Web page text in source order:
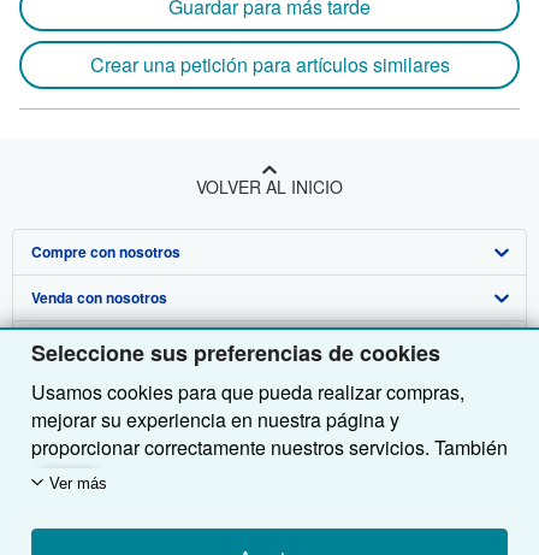
Seleccione sus preferencias de cookies
Usamos cookies para que pueda realizar compras,
mejorar su experiencia en nuestra página y
proporcionar correctamente nuestros servicios. También
utilizamos cookies para comprender el modo en que los
midiendo las visitas al sitio) y así poder realizar
Ver más
Guardar para más tarde
Crear una petición para artículos similares
VOLVER AL INICIO
Compre con nosotros
Búsqueda avanzada
Colecciones
Mi cuenta
Mis pedidos
Ver carrito
Venda con nosotros
Comenzar a vender
Únase a nuestro programa de afiliados
Recomiende un vendedor
Sobre nosotros
Sobre IberLibro
Medios
Empleo
Política de Privacidad
Obtener Ayuda
Preguntas frecuentes y guías
Atención al Cliente
Otras compañías de AbeBooks
AbeBooks.com
AbeBooks.co.uk
Siga a IberLibro